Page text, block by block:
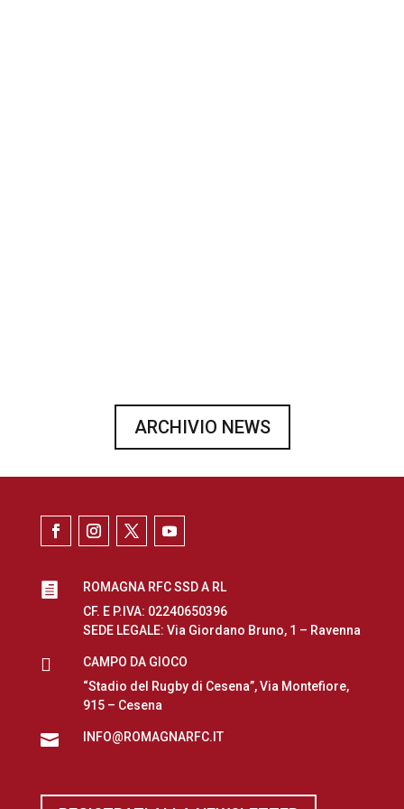
ARCHIVIO NEWS

ROMAGNA RFC SSD A RL
CF. E P.IVA: 02240650396
SEDE LEGALE: Via Giordano Bruno, 1 – Ravenna

CAMPO DA GIOCO
“Stadio del Rugby di Cesena”, Via Montefiore,
915 – Cesena
 INFO@ROMAGNARFC.IT